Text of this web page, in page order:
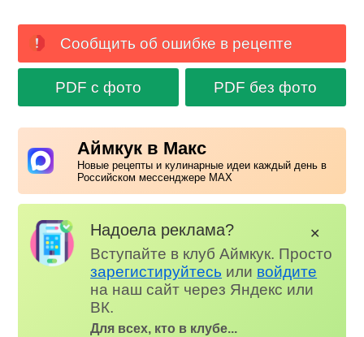
Сообщить об ошибке в рецепте
PDF с фото PDF без фото
Аймкук в Макс
Новые рецепты и кулинарные идеи каждый день в
Российском мессенджере MAX
Надоела реклама?
Вступайте в клуб Аймкук. Просто
зарегистируйтесь или войдите
на наш сайт через Яндекс или
ВК.
Для всех, кто в клубе...
✕